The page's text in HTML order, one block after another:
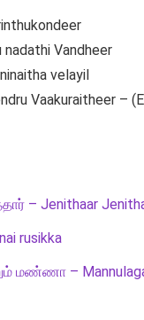
nadathi Vandheer
velayil
Vaakuraitheer –
– Jenithaar
rusikka
மண்ணா –